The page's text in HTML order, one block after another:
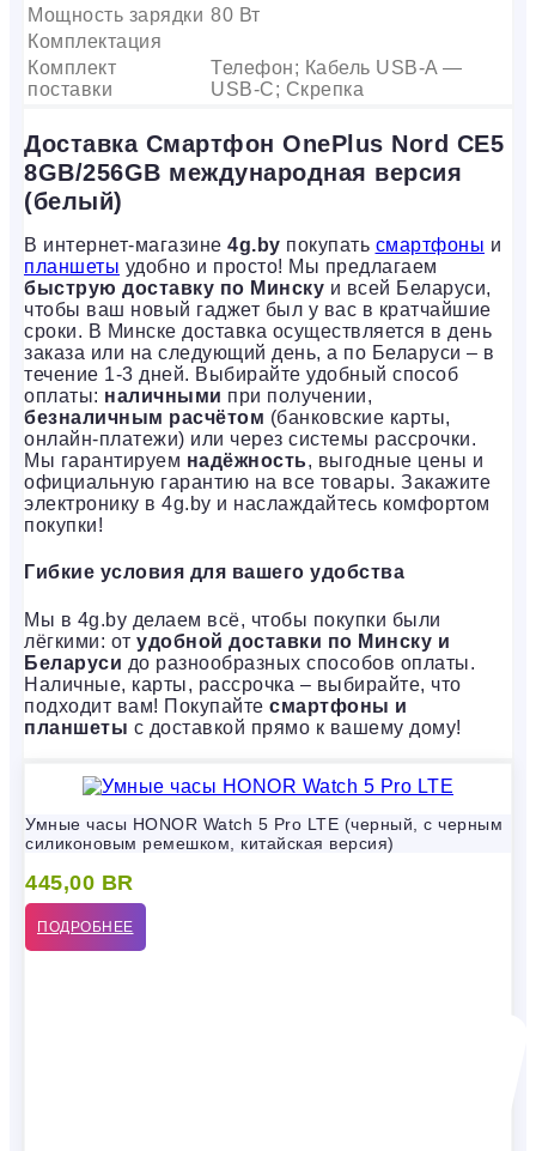
Мощность зарядки 80 Вт
Комплектация
Комплект
поставки
Телефон; Кабель USB-A —
USB-C; Скрепка
Доставка Смартфон OnePlus Nord CE5
8GB/256GB международная версия
(белый)
В интернет-магазине 4g.by покупать смартфоны и
планшеты удобно и просто! Мы предлагаем
быструю доставку по Минску и всей Беларуси,
чтобы ваш новый гаджет был у вас в кратчайшие
сроки. В Минске доставка осуществляется в день
заказа или на следующий день, а по Беларуси – в
течение 1-3 дней. Выбирайте удобный способ
оплаты: наличными при получении,
безналичным расчётом (банковские карты,
онлайн-платежи) или через системы рассрочки.
Мы гарантируем надёжность, выгодные цены и
официальную гарантию на все товары. Закажите
электронику в 4g.by и наслаждайтесь комфортом
покупки!
Гибкие условия для вашего удобства
Мы в 4g.by делаем всё, чтобы покупки были
лёгкими: от удобной доставки по Минску и
Беларуси до разнообразных способов оплаты.
Наличные, карты, рассрочка – выбирайте, что
подходит вам! Покупайте смартфоны и
планшеты с доставкой прямо к вашему дому!
Умные часы HONOR Watch 5 Pro LTE (черный, с черным
силиконовым ремешком, китайская версия)
445,00 BR
ПОДРОБНЕЕ